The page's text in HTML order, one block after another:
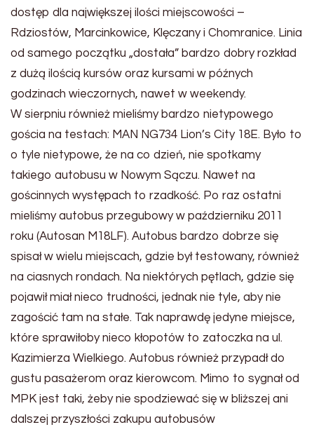
dostęp dla największej ilości miejscowości –
Rdziostów, Marcinkowice, Klęczany i Chomranice. Linia
od samego początku „dostała” bardzo dobry rozkład
z dużą ilością kursów oraz kursami w późnych
godzinach wieczornych, nawet w weekendy.
W sierpniu również mieliśmy bardzo nietypowego
gościa na testach: MAN NG734 Lion’s City 18E. Było to
o tyle nietypowe, że na co dzień, nie spotkamy
takiego autobusu w Nowym Sączu. Nawet na
gościnnych występach to rzadkość. Po raz ostatni
mieliśmy autobus przegubowy w październiku 2011
roku (Autosan M18LF). Autobus bardzo dobrze się
spisał w wielu miejscach, gdzie był testowany, również
na ciasnych rondach. Na niektórych pętlach, gdzie się
pojawił miał nieco trudności, jednak nie tyle, aby nie
zagościć tam na stałe. Tak naprawdę jedyne miejsce,
które sprawiłoby nieco kłopotów to zatoczka na ul.
Kazimierza Wielkiego. Autobus również przypadł do
gustu pasażerom oraz kierowcom. Mimo to sygnał od
MPK jest taki, żeby nie spodziewać się w bliższej ani
dalszej przyszłości zakupu autobusów